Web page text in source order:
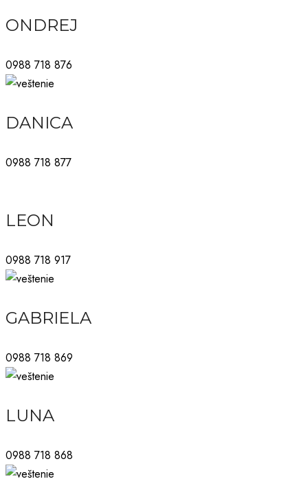
ONDREJ
0988 718 876
DANICA
0988 718 877
LEON
0988 718 917
GABRIELA
0988 718 869
LUNA
0988 718 868